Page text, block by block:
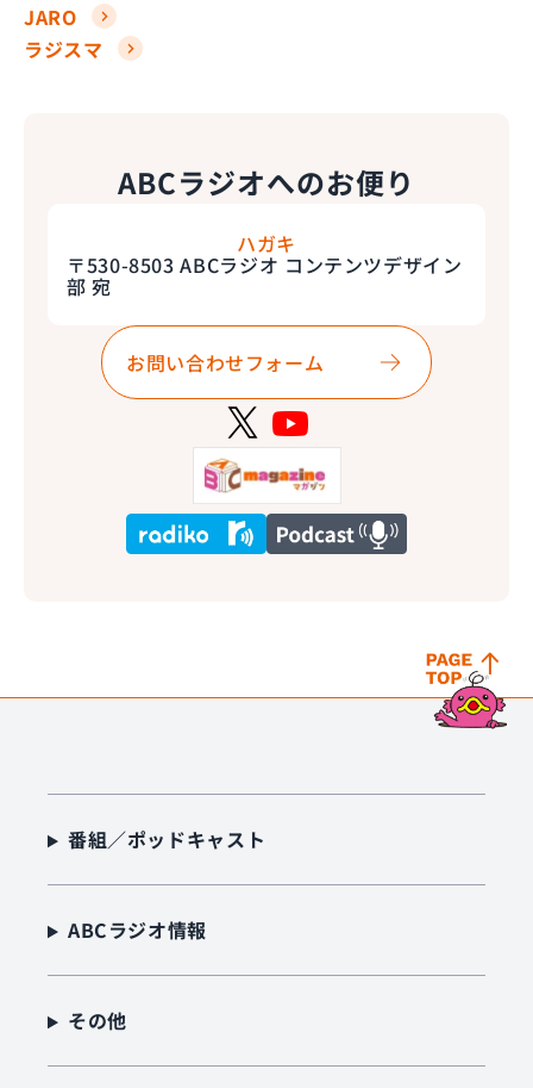
JARO
ラジスマ
ABCラジオへのお便り
ハガキ
〒530-8503 ABCラジオ コンテンツデザイン
部 宛
お問い合わせフォーム
番組／ポッドキャスト
ABCラジオ情報
その他